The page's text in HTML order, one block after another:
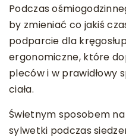
Podczas
by zmieniać co jakiś
podparcie dla
ergonomiczne, które
pleców i w prawidłowy
ciała.
Świetnym sposobem
sylwetki podczas